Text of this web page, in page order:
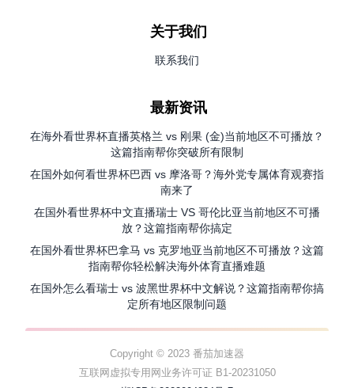
关于我们
联系我们
最新资讯
在海外看世界杯直播英格兰 vs 刚果 (金)当前地区不可播放？
这篇指南帮你突破所有限制
在国外如何看世界杯巴西 vs 摩洛哥？海外党专属体育观赛指
南来了
在国外看世界杯中文直播瑞士 VS 哥伦比亚当前地区不可播
放？这篇指南帮你搞定
在国外看世界杯巴拿马 vs 克罗地亚当前地区不可播放？这篇
指南帮你轻松解决海外体育直播难题
在国外怎么看瑞士 vs 波黑世界杯中文解说？这篇指南帮你搞
定所有地区限制问题
Copyright © 2023 番茄加速器
互联网虚拟专用网业务许可证 B1-20231050